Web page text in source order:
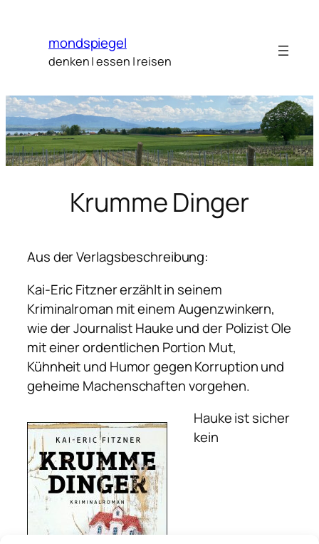
springen
mondspiegel
denken | essen | reisen
Krumme Dinger
Aus der Verlagsbeschreibung:
Kai-Eric Fitzner erzählt in seinem
Kriminalroman mit einem Augenzwinkern,
wie der Journalist Hauke und der Polizist Ole
mit einer ordentlichen Portion Mut,
Kühnheit und Humor gegen Korruption und
geheime Machenschaften vorgehen.
Hauke ist sicher
kein